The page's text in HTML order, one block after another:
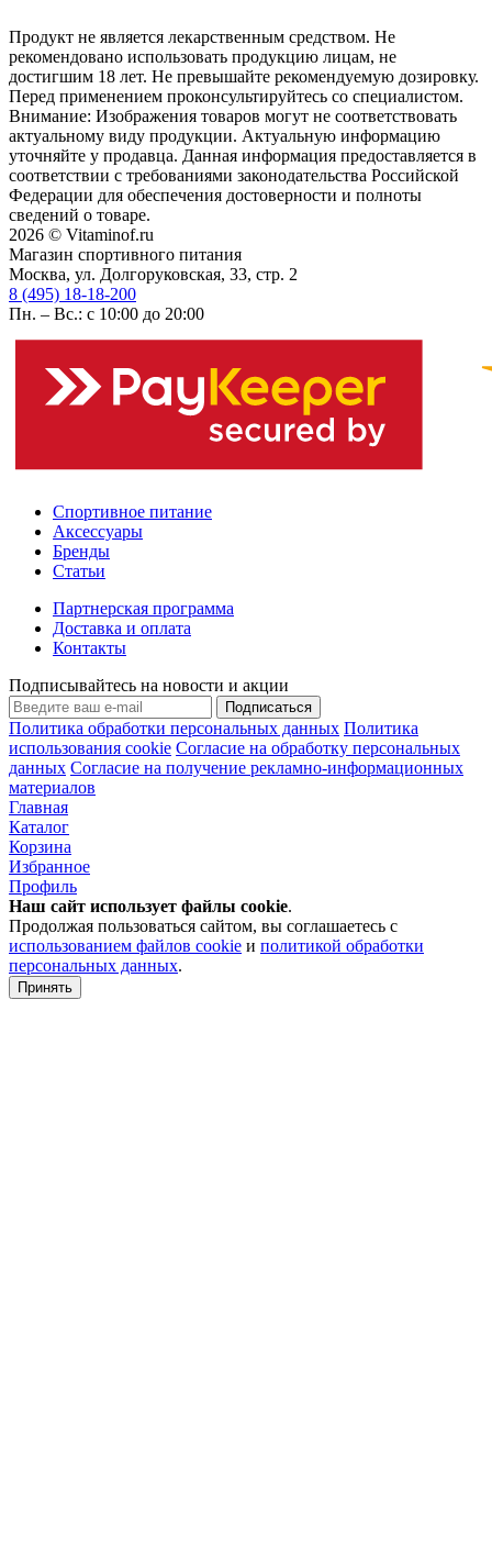
Продукт не является лекарственным средством. Не
рекомендовано использовать продукцию лицам, не
достигшим 18 лет. Не превышайте рекомендуемую дозировку.
Перед применением проконсультируйтесь со специалистом.
Внимание: Изображения товаров могут не соответствовать
актуальному виду продукции. Актуальную информацию
уточняйте у продавца. Данная информация предоставляется в
соответствии с требованиями законодательства Российской
Федерации для обеспечения достоверности и полноты
сведений о товаре.
2026 © Vitaminof.ru
Магазин спортивного питания
Москва, ул. Долгоруковская, 33, стр. 2
8 (495) 18-18-200
Пн. – Вс.: с 10:00 до 20:00
Спортивное питание
Аксессуары
Бренды
Статьи
Партнерская программа
Доставка и оплата
Контакты
Подписывайтесь на новости и акции
Подписаться
Политика обработки персональных данных Политика
использования cookie Согласие на обработку персональных
данных Согласие на получение рекламно-информационных
материалов
Главная
Каталог
Корзина
Избранное
Профиль
Наш сайт использует файлы cookie.
Продолжая пользоваться сайтом, вы соглашаетесь с
использованием файлов cookie и политикой обработки
персональных данных.
Принять